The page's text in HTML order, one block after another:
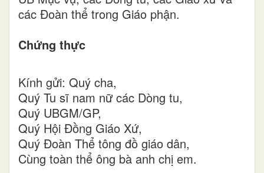
các Đoàn thể trong Giáo phận.
Chứng thực
Kính gửi: Quý cha,
Quý Tu sĩ nam nữ các Dòng tu,
Quý UBGM/GP,
Quý Hội Đồng Giáo Xứ,
Quý Đoàn Thể tông đồ giáo dân,
Cùng toàn thể ông bà anh chị em.